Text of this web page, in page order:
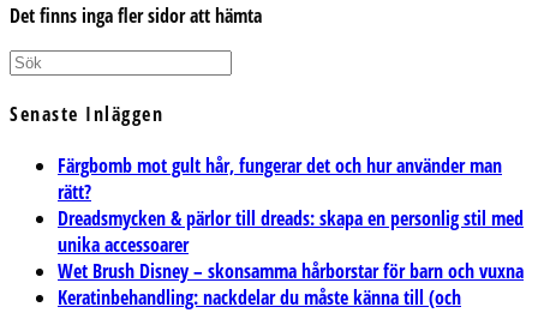
Det finns inga fler sidor att hämta
Senaste Inläggen
Färgbomb mot gult hår, fungerar det och hur använder man
rätt?
Dreadsmycken & pärlor till dreads: skapa en personlig stil med
unika accessoarer
Wet Brush Disney – skonsamma hårborstar för barn och vuxna
Keratinbehandling: nackdelar du måste känna till (och